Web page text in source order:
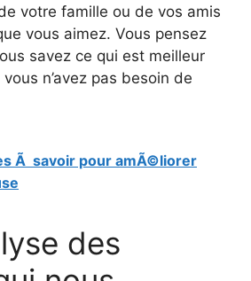
votre famille ou de vos amis
vous aimez. Vous pensez
savez ce qui est meilleur
n’avez pas besoin de
Ã savoir pour amÃ©liorer
des